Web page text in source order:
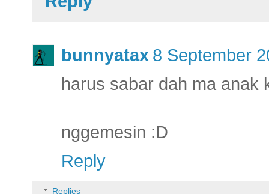
bunnyatax 8 September
harus sabar dah ma anak
nggemesin :D
Reply
Replies